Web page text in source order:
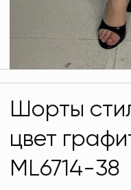
Шорты
цвет
ML6714-38